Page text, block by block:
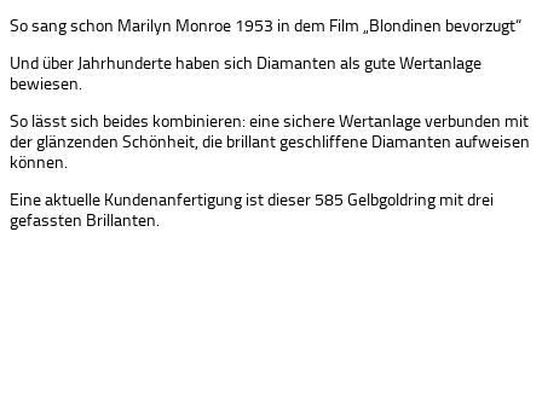
So sang schon Marilyn Monroe 1953 in dem Film „Blondinen bevorzugt“
Und über Jahrhunderte haben sich Diamanten als gute Wertanlage
bewiesen.
So lässt sich beides kombinieren: eine sichere Wertanlage verbunden mit
der glänzenden Schönheit, die brillant geschliffene Diamanten aufweisen
können.
Eine aktuelle Kundenanfertigung ist dieser 585 Gelbgoldring mit drei
gefassten Brillanten.